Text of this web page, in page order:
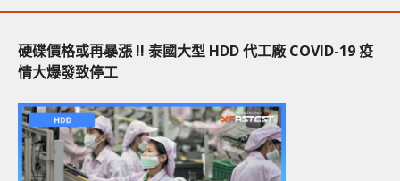
硬碟價格或再暴漲 !! 泰國大型 HDD 代工廠 COVID-19 疫
情大爆發致停工